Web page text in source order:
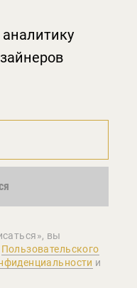
вы
Пользовательского
и